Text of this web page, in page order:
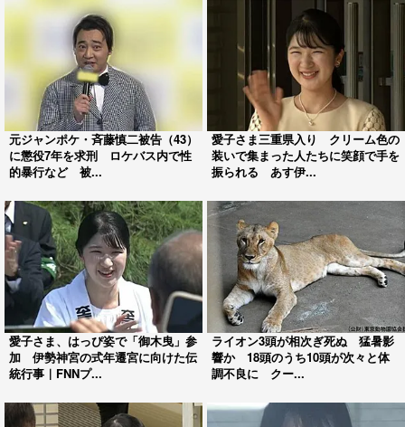
元ジャンポケ・斉藤慎二被告（43）
に懲役7年を求刑 ロケバス内で性
的暴行など 被...
愛子さま三重県入り クリーム色の
装いで集まった人たちに笑顔で手を
振られる あす伊...
愛子さま、はっぴ姿で「御木曳」参
加 伊勢神宮の式年遷宮に向けた伝
統行事｜FNNプ...
ライオン3頭が相次ぎ死ぬ 猛暑影
響か 18頭のうち10頭が次々と体
調不良に クー...